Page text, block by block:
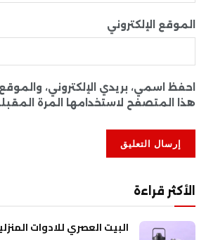
الموقع الإلكتروني
احفظ اسمي، بريدي الإلكتروني،
هذا المتصفح لاستخدامها المرة
الأكثر قراءة
البيت العصري للادوات